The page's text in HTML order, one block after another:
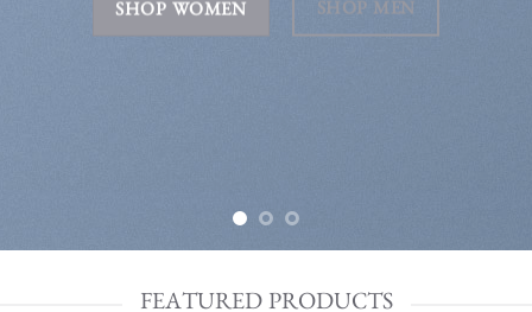
SHOP WOMEN SHOP MEN
FEATURED PRODUCTS